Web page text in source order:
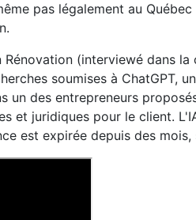
pas légalement au
(interviewé dans
soumises à ChatGPT,
un des entrepreneurs
et juridiques pour le client.
est expirée depuis des